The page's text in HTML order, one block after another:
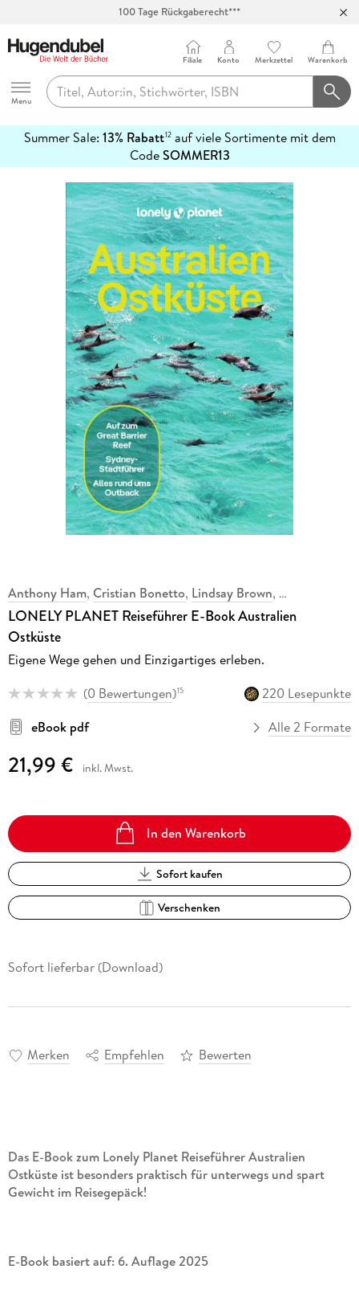
100 Tage Rückgaberecht***
Hugendubel
Menu
Filiale Konto Merkzettel Warenkorb
Summer Sale: 13% Rabatt12auf viele Sortimente mit dem
CodeSOMMER13
erfahren
Anthony Ham, Cristian Bonetto, Lindsay Brown,
LONELY PLANET Reiseführer E-Book Australien
Ostküste
Eigene Wege gehen und Einzigartiges erleben.
(0 Bewertungen)15
220 Lesepunkte
eBook pdf
Alle 2 Formate
21,99 € inkl. Mwst.
In den Warenkorb
Sofort kaufen
Verschenken
Sofort lieferbar (Download)
Merken Empfehlen Bewerten
Das E-Book zum Lonely Planet Reiseführer Australien
Ostküste ist besonders praktisch für unterwegs und spart
Gewicht im Reisegepäck!
E-Book basiert auf: 6. Auflage 2025